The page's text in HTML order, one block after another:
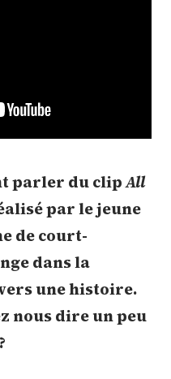
parler du clipAll
par le jeune
de court-
dans la
une histoire.
nous dire un peu